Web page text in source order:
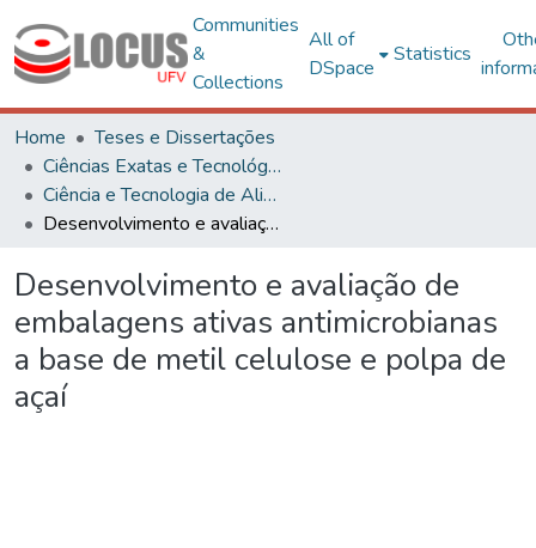
Communities
&
Collections
All of
DSpace
Statistics
Home
Teses e Dissertações
Ciências Exatas e Tecnológicas
Ciência e Tecnologia de Alimentos
Desenvolvimento e avaliação de embalagens ativas antimicrobianas a base de metil celulose e polpa de açaí
Desenvolvimento e avaliação de
embalagens ativas antimicrobianas
a base de metil celulose e polpa de
açaí